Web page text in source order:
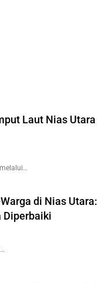
Laut Nias Utara
di Nias Utara:
Diperbaiki